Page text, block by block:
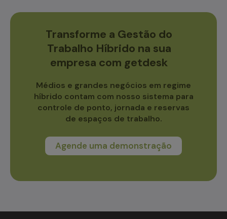
Transforme a Gestão do
Trabalho Híbrido na sua
empresa com getdesk
Médios e grandes negócios em regime
híbrido contam com nosso sistema para
controle de ponto, jornada e reservas
de espaços de trabalho.
Agende uma demonstração